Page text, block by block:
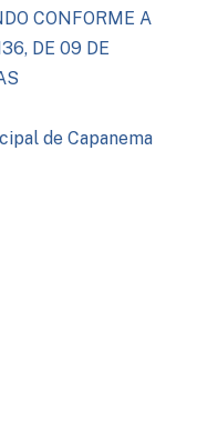
CONFORME A
DE 09 DE
de Capanema